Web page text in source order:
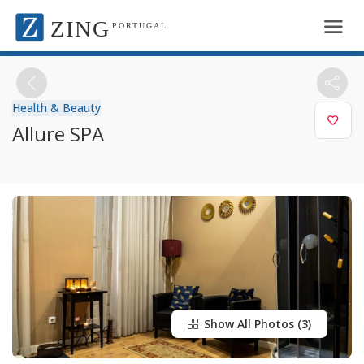
ZING PORTUGAL
Health & Beauty
Allure SPA
Show All Photos